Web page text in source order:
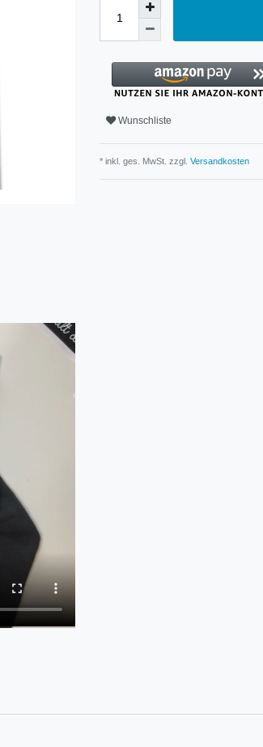
Wunschliste
* inkl. ges. MwSt. zzgl. Versandkosten